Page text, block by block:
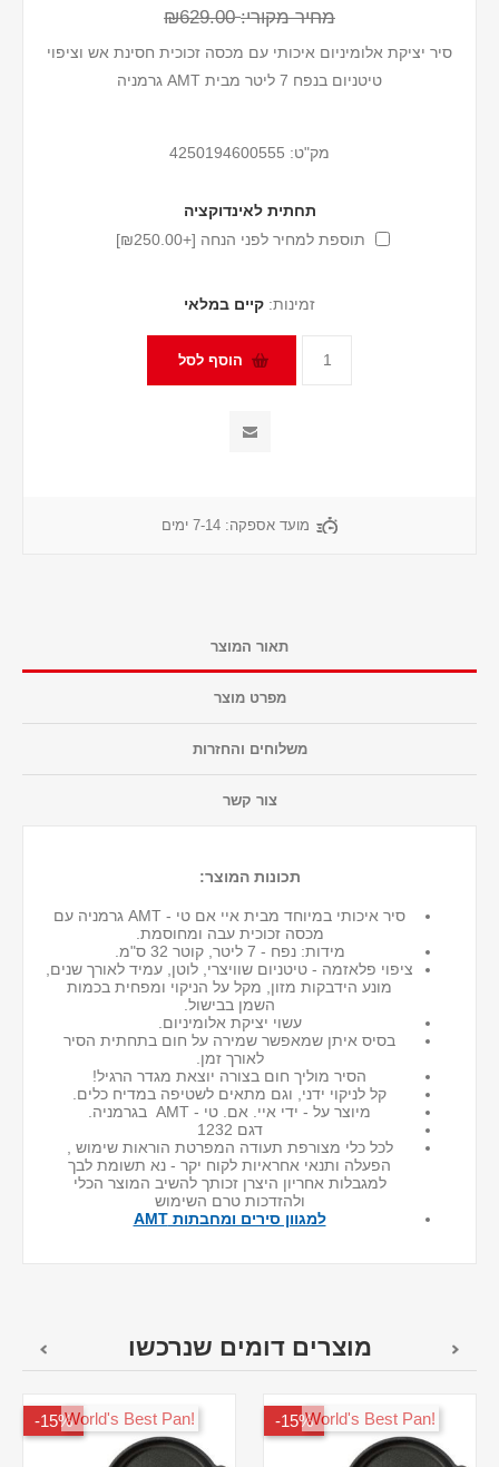
מחיר מקורי: ₪629.00
סיר יציקת אלומיניום איכותי עם מכסה זכוכית חסינת אש וציפוי
טיטניום בנפח 7 ליטר מבית AMT גרמניה
מק"ט: 4250194600555
תחתית לאינדוקציה
תוספת למחיר לפני הנחה [+₪250.00]
זמינות: קיים במלאי
מועד אספקה: 7-14 ימים
תאור המוצר
מפרט מוצר
משלוחים והחזרות
צור קשר
תכונות המוצר:
סיר איכותי במיוחד מבית איי אם טי - AMT גרמניה עם
מכסה זכוכית עבה ומחוסמת.
מידות: נפח - 7 ליטר, קוטר 32 ס"מ.
ציפוי פלאזמה - טיטניום שוויצרי, לוטן, עמיד לאורך שנים,
מונע הידבקות מזון, מקל על הניקוי ומפחית בכמות
השמן בבישול.
עשוי יציקת אלומיניום.
בסיס איתן שמאפשר שמירה על חום בתחתית הסיר
לאורך זמן.
הסיר מוליך חום בצורה יוצאת מגדר הרגיל!
קל לניקוי ידני, וגם מתאים לשטיפה במדיח כלים.
מיוצר על - ידי איי. אם. טי - AMT בגרמניה.
דגם 1232
לכל כלי מצורפת תעודה המפרטת הוראות שימוש ,
הפעלה ותנאי אחראיות לקוח יקר - נא תשומת לבך
למגבלות אחריון היצרן זכותך להשיב המוצר הכלי
ולהזדכות טרם השימוש
למגוון סירים ומחבתות AMT
מוצרים דומים שנרכשו
15%- !World's Best Pan
15%- !World's Best Pan